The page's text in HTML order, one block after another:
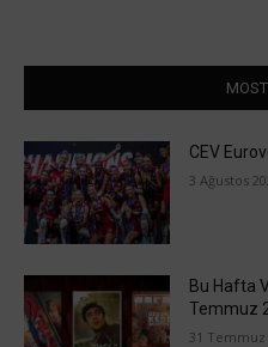
CEV
3 Ağustos
Bu Hafta
Temmuz
31 Temmuz